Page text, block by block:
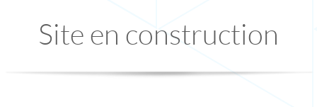
Site en construction